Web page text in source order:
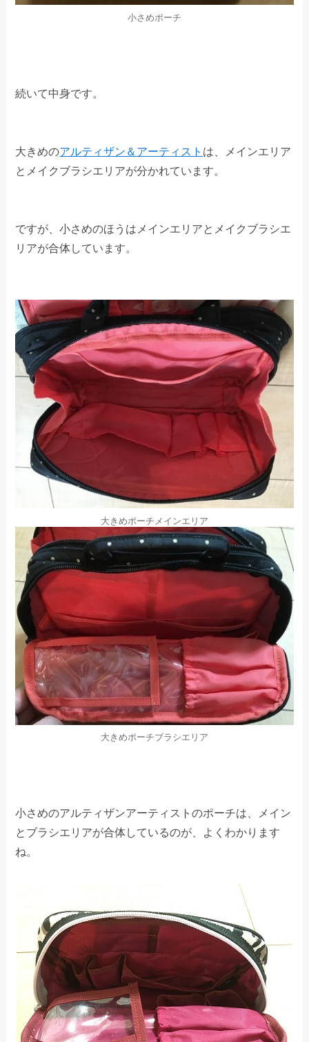
小さめポーチ
続いて中身です。
大きめのアルティザン＆アーティスト は、メインエリア
とメイクブラシエリアが分かれています。
ですが、小さめのほうはメインエリアとメイクブラシエ
リアが合体しています。
大きめポーチメインエリア
大きめポーチブラシエリア
小さめのアルティザンアーティストのポーチは、メイン
とブラシエリアが合体しているのが、よくわかります
ね。